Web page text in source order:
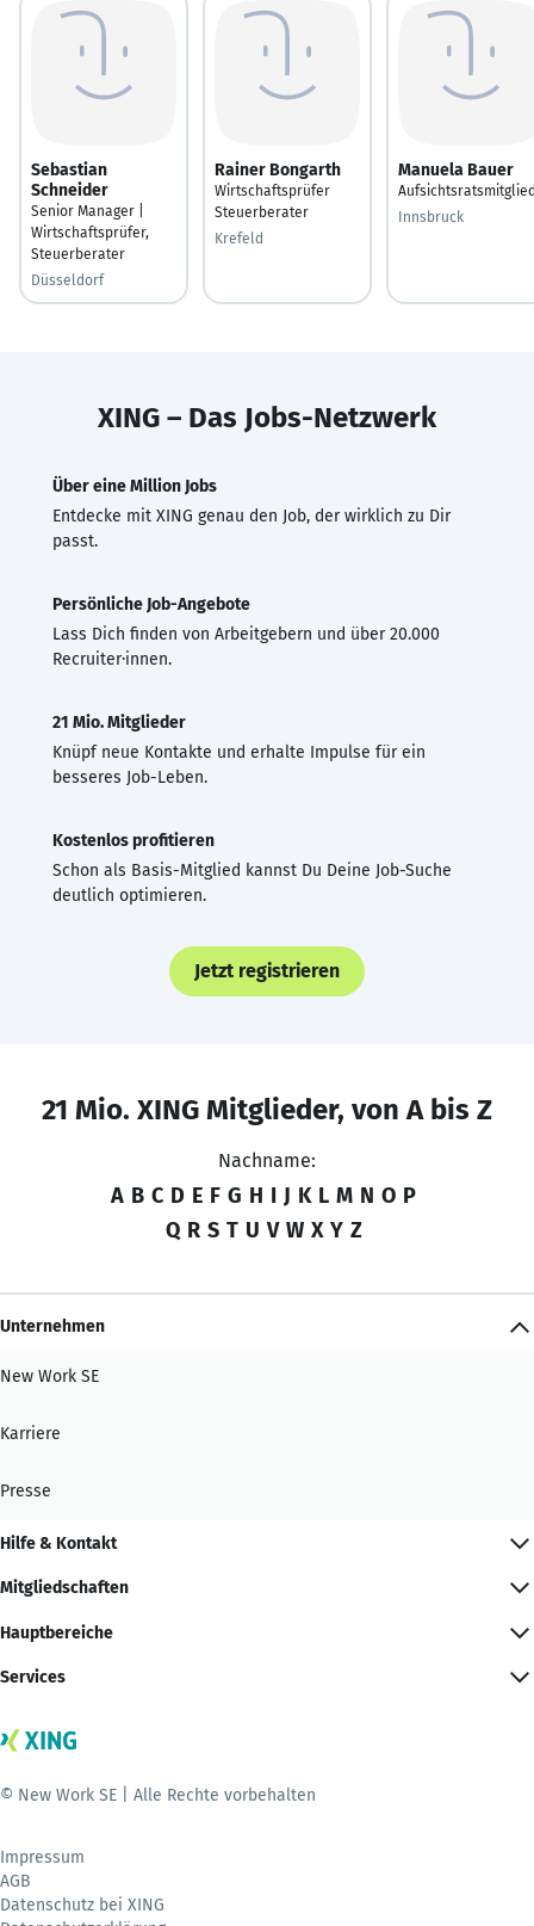
Sebastian
Schneider
Senior Manager |
Wirtschaftsprüfer,
Steuerberater
Düsseldorf
Rainer Bongarth
Wirtschaftsprüfer
Steuerberater
Krefeld
Manuela Bauer
Innsbruck
XING – Das Jobs-Netzwerk
Über eine Million Jobs
Entdecke mit XING genau den Job, der wirklich zu Dir
passt.
Persönliche Job-Angebote
Lass Dich finden von Arbeitgebern und über 20.000
Recruiter·innen.
21 Mio. Mitglieder
Knüpf neue Kontakte und erhalte Impulse für ein
besseres Job-Leben.
Kostenlos profitieren
Schon als Basis-Mitglied kannst Du Deine Job-Suche
deutlich optimieren.
Jetzt registrieren
21 Mio. XING Mitglieder, von A bis Z
Nachname:
A B C D E F G H I J K L M N O P
Q R S T U V W X Y Z
Unternehmen
New Work SE
Karriere
Presse
Hilfe & Kontakt
Mitgliedschaften
Hauptbereiche
Services
© New Work SE | Alle Rechte vorbehalten
Impressum
AGB
Datenschutz bei XING